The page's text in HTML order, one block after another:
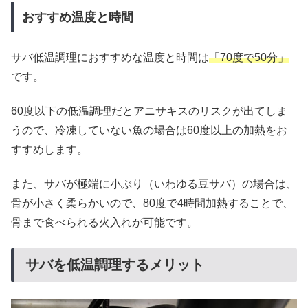
おすすめ温度と時間
サバ低温調理におすすめな温度と時間は「70度で50分」
です。
60度以下の低温調理だとアニサキスのリスクが出てしま
うので、冷凍していない魚の場合は60度以上の加熱をお
すすめします。
また、サバが極端に小ぶり（いわゆる豆サバ）の場合は、
骨が小さく柔らかいので、80度で4時間加熱することで、
骨まで食べられる火入れが可能です。
サバを低温調理するメリット